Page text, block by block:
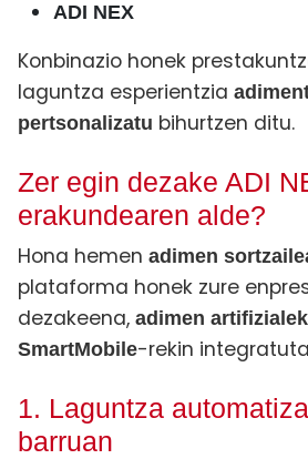
ADI NEX
Konbinazio honek
laguntza esperientzia
pertsonalizatu bihurtzen ditu.
Zer egin dezake ADI
erakundearen alde?
Hona hemen adimen
plataforma honek zure
dezakeena, adimen
SmartMobile-rekin
1. Laguntza
barruan